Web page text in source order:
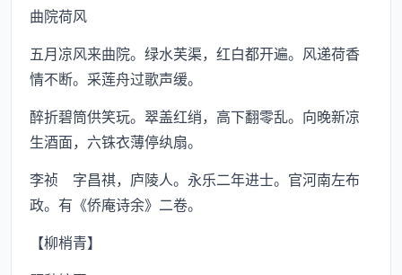
曲院荷风
五月凉风来曲院。绿水芙渠，红白都开遍。风递荷香
情不断。采莲舟过歌声缓。
醉折碧筒供笑玩。翠盖红绡，高下翻零乱。向晚新凉
生酒面，六铢衣薄停纨扇。
李祯 字昌祺，庐陵人。永乐二年进士。官河南左布
政。有《侨庵诗余》二卷。
【柳梢青】